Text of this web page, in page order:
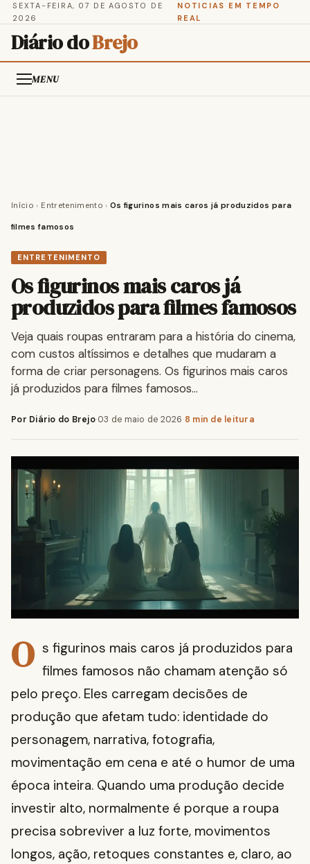
SEXTA-FEIRA, 07 DE AGOSTO DE
2026
NOTICIAS EM TEMPO
REAL
Diário doBrejo
MENU
Início › Entretenimento › Os figurinos mais caros já produzidos para
filmes famosos
ENTRETENIMENTO
Os figurinos mais caros já
produzidos para filmes famosos
Veja quais roupas entraram para a história do cinema,
com custos altíssimos e detalhes que mudaram a
forma de criar personagens. Os figurinos mais caros
já produzidos para filmes famosos…
Por Diário do Brejo·03 de maio de 2026·8 min de leitura
O s figurinos mais caros já produzidos para
filmes famosos não chamam atenção só
pelo preço. Eles carregam decisões de
produção que afetam tudo: identidade do
personagem, narrativa, fotografia,
movimentação em cena e até o humor de uma
época inteira. Quando uma produção decide
investir alto, normalmente é porque a roupa
precisa sobreviver a luz forte, movimentos
longos, ação, retoques constantes e, claro, ao